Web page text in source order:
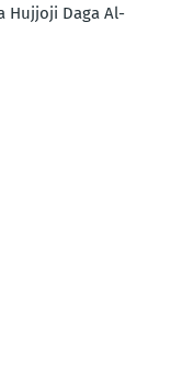
Hujjoji Daga Al-